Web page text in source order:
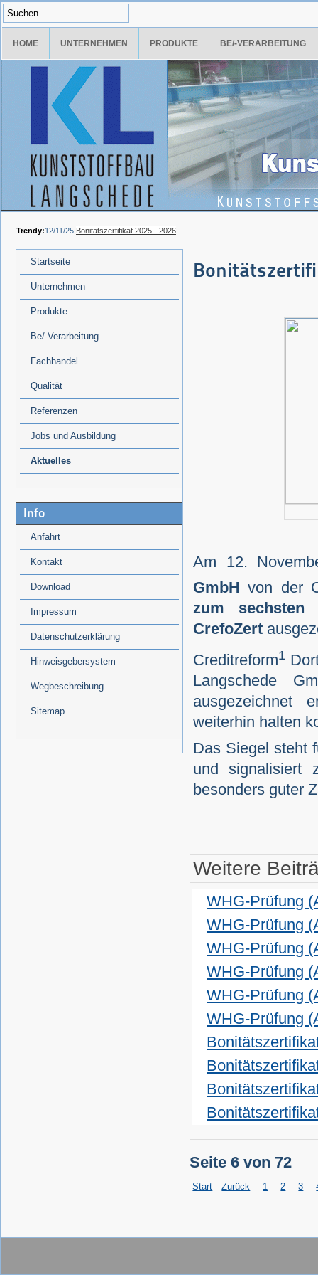
HOME UNTERNEHMEN PRODUKTE BE/-VERARBEITUNG
Trendy:12/11/25 Bonitätszertifikat 2025 - 2026
Startseite
Unternehmen
Produkte
Be/-Verarbeitung
Fachhandel
Qualität
Referenzen
Jobs und Ausbildung
Aktuelles
Info
Anfahrt
Kontakt
Download
Impressum
Datenschutzerklärung
Hinweisgebersystem
Wegbeschreibung
Sitemap
Am 12.
GmbH von der
zum sechsten
CrefoZert
Creditreform1
Langschede
ausgezeichnet
weiterhin halten
Das Siegel steht
und signalisiert
besonders guter
Weitere
WHG-Prüfung
WHG-Prüfung
WHG-Prüfung
WHG-Prüfung
WHG-Prüfung
WHG-Prüfung
Seite 6 von 72
Start Zurück 1 2 3